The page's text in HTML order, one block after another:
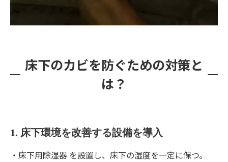
床下のカビを防ぐための対策と
は？
1. 床下環境を改善する設備を導入
・床下用除湿器 を設置し、床下の湿度を一定に保つ。